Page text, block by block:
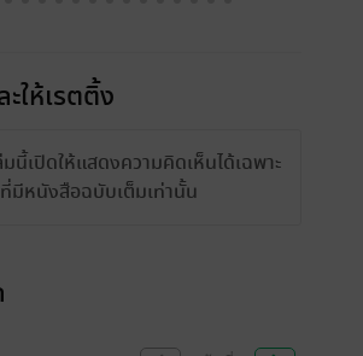
ให้เรตติ้ง
นี้เปิดให้แสดงความคิดเห็นได้เฉพาะ
มีหนังสือฉบับเต็มเท่านั้น